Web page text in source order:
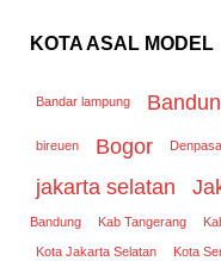
KOTA ASAL MODEL
Bandar lampung
bireuen Bogor
jakarta selatan
Bandung Kab Tangerang
Kota Jakarta Selatan Kota